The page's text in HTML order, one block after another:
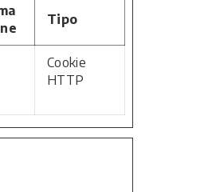
Tipo
Cookie
HTTP